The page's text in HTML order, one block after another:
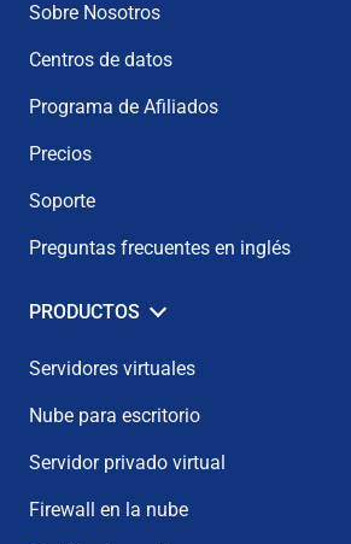
Sobre Nosotros
Centros de datos
Programa de Afiliados
Precios
Soporte
Preguntas frecuentes en inglés
PRODUCTOS
Servidores virtuales
Nube para escritorio
Servidor privado virtual
Firewall en la nube